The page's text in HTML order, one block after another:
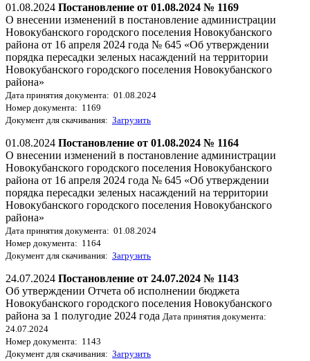
01.08.2024 Постановление от 01.08.2024 № 1169
О внесении изменений в постановление администрации
Новокубанского городского поселения Новокубанского
района от 16 апреля 2024 года № 645 «Об утверждении
порядка пересадки зеленых насаждений на территории
Новокубанского городского поселения Новокубанского
района»
Дата принятия документа: 01.08.2024
Номер документа: 1169
Документ для скачивания: Загрузить
01.08.2024 Постановление от 01.08.2024 № 1164
О внесении изменений в постановление администрации
Новокубанского городского поселения Новокубанского
района от 16 апреля 2024 года № 645 «Об утверждении
порядка пересадки зеленых насаждений на территории
Новокубанского городского поселения Новокубанского
района»
Дата принятия документа: 01.08.2024
Номер документа: 1164
Документ для скачивания: Загрузить
24.07.2024 Постановление от 24.07.2024 № 1143
Об утверждении Отчета об исполнении бюджета
Новокубанского городского поселения Новокубанского
района за 1 полугодие 2024 года Дата принятия документа:
24.07.2024
Номер документа: 1143
Документ для скачивания: Загрузить